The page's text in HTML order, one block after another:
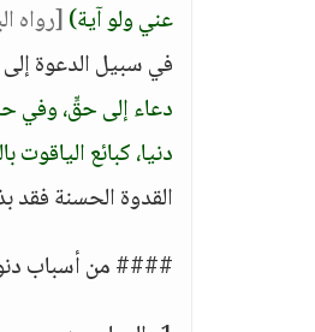
عني ولو آية)[رواه
في سبيل الدعوة إلى
دعاء إلى حقٍّ، وفي
دنيا، كبائع
القدوة الحسنة فقد
#### من أسباب